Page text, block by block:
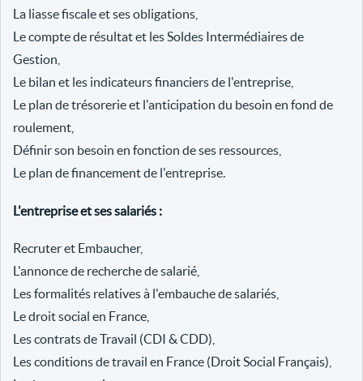
La liasse fiscale et ses obligations,
Le compte de résultat et les Soldes Intermédiaires de
Gestion,
Le bilan et les indicateurs financiers de l'entreprise,
Le plan de trésorerie et l'anticipation du besoin en fond de
roulement,
Définir son besoin en fonction de ses ressources,
Le plan de financement de l'entreprise.
L'entreprise et ses salariés :
Recruter et Embaucher,
L'annonce de recherche de salarié,
Les formalités relatives à l'embauche de salariés,
Le droit social en France,
Les contrats de Travail (CDI & CDD),
Les conditions de travail en France (Droit Social Français),